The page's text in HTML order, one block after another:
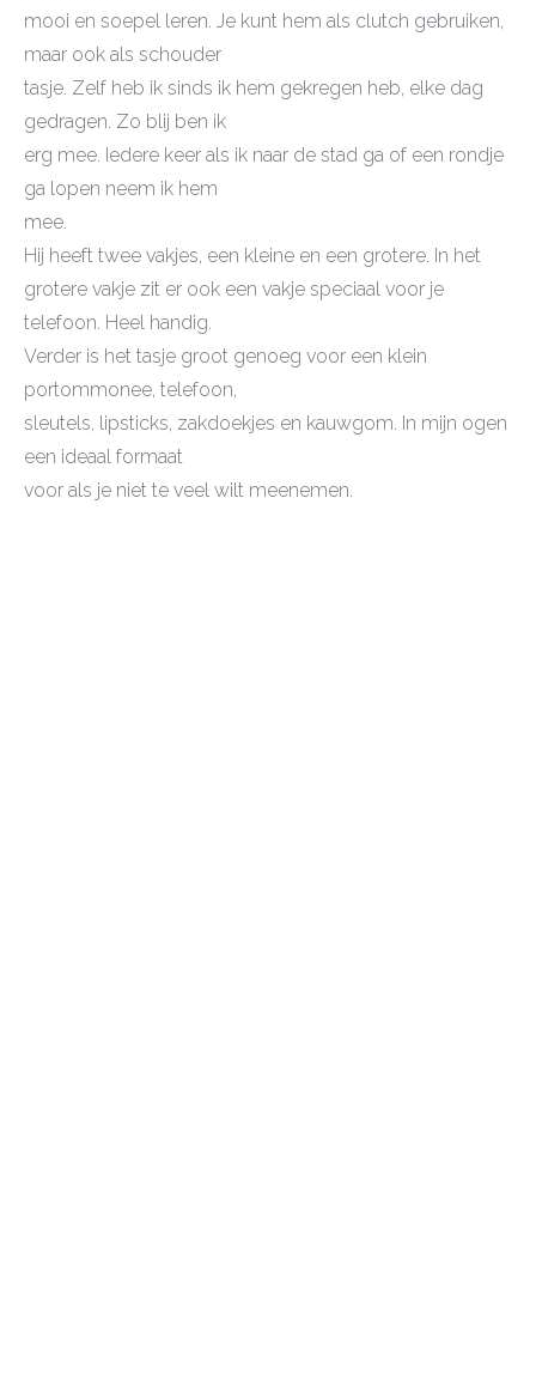
mooi en soepel leren. Je kunt hem als clutch gebruiken,
maar ook als schouder
tasje. Zelf heb ik sinds ik hem gekregen heb, elke dag
gedragen. Zo blij ben ik
erg mee. Iedere keer als ik naar de stad ga of een rondje
ga lopen neem ik hem
mee.
Hij heeft twee vakjes, een kleine en een grotere. In het
grotere vakje zit er ook een vakje speciaal voor je
telefoon. Heel handig.
Verder is het tasje groot genoeg voor een klein
portommonee, telefoon,
sleutels, lipsticks, zakdoekjes en kauwgom. In mijn ogen
een ideaal formaat
voor als je niet te veel wilt meenemen.